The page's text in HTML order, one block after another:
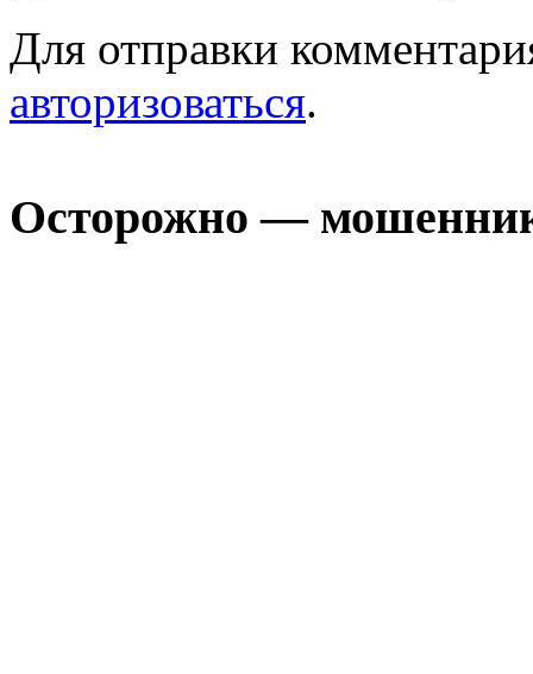
Для отправки
авторизоваться.
Осторожно —